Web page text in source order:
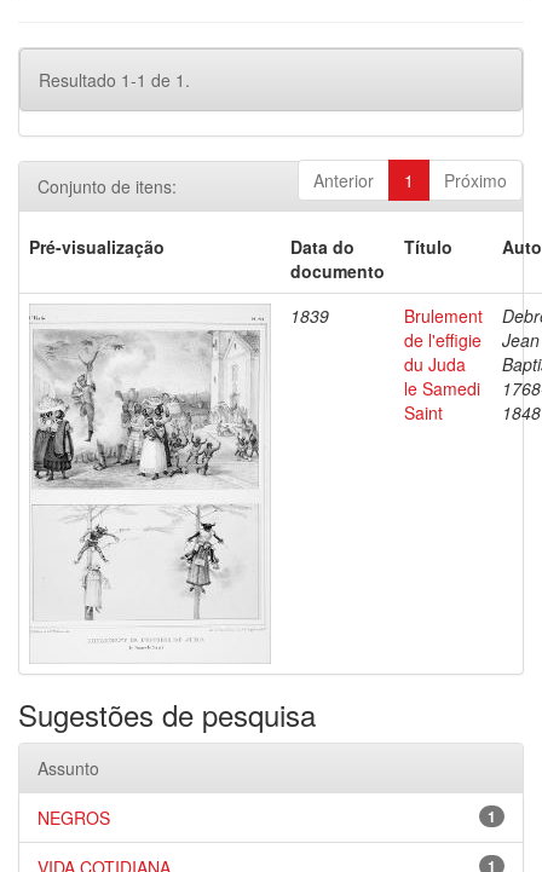
Resultado 1-1 de 1.
Anterior 1 Próximo
Conjunto de itens:
Pré-visualização
Data do
documento
Título
1839
Brulement
de l'effigie
du Juda
le Samedi
Saint
Jean
1848
Sugestões de pesquisa
Assunto
1
NEGROS
1
VIDA COTIDIANA